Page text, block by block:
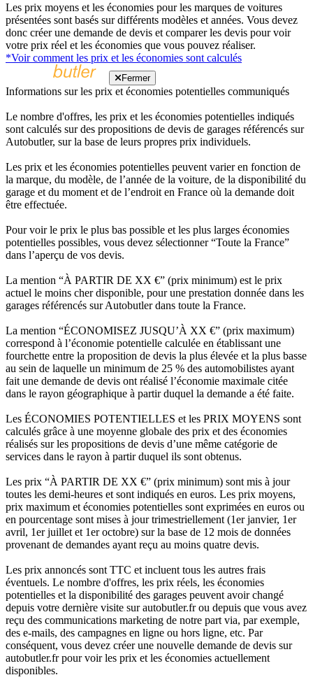
Les prix moyens et les économies pour les marques de voitures
présentées sont basés sur différents modèles et années. Vous devez
donc créer une demande de devis et comparer les devis pour voir
votre prix réel et les économies que vous pouvez réaliser.
*Voir comment les prix et les économies sont calculés
Fermer
Informations sur les prix et économies potentielles communiqués
Le nombre d'offres, les prix et les économies potentielles indiqués
sont calculés sur des propositions de devis de garages référencés sur
Autobutler, sur la base de leurs propres prix individuels.
Les prix et les économies potentielles peuvent varier en fonction de
la marque, du modèle, de l’année de la voiture, de la disponibilité du
garage et du moment et de l’endroit en France où la demande doit
être effectuée.
Pour voir le prix le plus bas possible et les plus larges économies
potentielles possibles, vous devez sélectionner “Toute la France”
dans l’aperçu de vos devis.
La mention “À PARTIR DE XX €” (prix minimum) est le prix
actuel le moins cher disponible, pour une prestation donnée dans les
garages référencés sur Autobutler dans toute la France.
La mention “ÉCONOMISEZ JUSQU’À XX €” (prix maximum)
correspond à l’économie potentielle calculée en établissant une
fourchette entre la proposition de devis la plus élevée et la plus basse
au sein de laquelle un minimum de 25 % des automobilistes ayant
fait une demande de devis ont réalisé l’économie maximale citée
dans le rayon géographique à partir duquel la demande a été faite.
Les ÉCONOMIES POTENTIELLES et les PRIX MOYENS sont
calculés grâce à une moyenne globale des prix et des économies
réalisés sur les propositions de devis d’une même catégorie de
services dans le rayon à partir duquel ils sont obtenus.
Les prix “À PARTIR DE XX €” (prix minimum) sont mis à jour
toutes les demi-heures et sont indiqués en euros. Les prix moyens,
prix maximum et économies potentielles sont exprimées en euros ou
en pourcentage sont mises à jour trimestriellement (1er janvier, 1er
avril, 1er juillet et 1er octobre) sur la base de 12 mois de données
provenant de demandes ayant reçu au moins quatre devis.
Les prix annoncés sont TTC et incluent tous les autres frais
éventuels. Le nombre d'offres, les prix réels, les économies
potentielles et la disponibilité des garages peuvent avoir changé
depuis votre dernière visite sur autobutler.fr ou depuis que vous avez
reçu des communications marketing de notre part via, par exemple,
des e-mails, des campagnes en ligne ou hors ligne, etc. Par
conséquent, vous devez créer une nouvelle demande de devis sur
autobutler.fr pour voir les prix et les économies actuellement
disponibles.